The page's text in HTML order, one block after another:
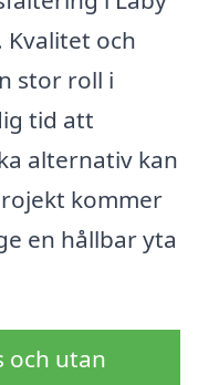
och
stor roll i
tid att
alternativ kan
kommer
en hållbar yta
och utan